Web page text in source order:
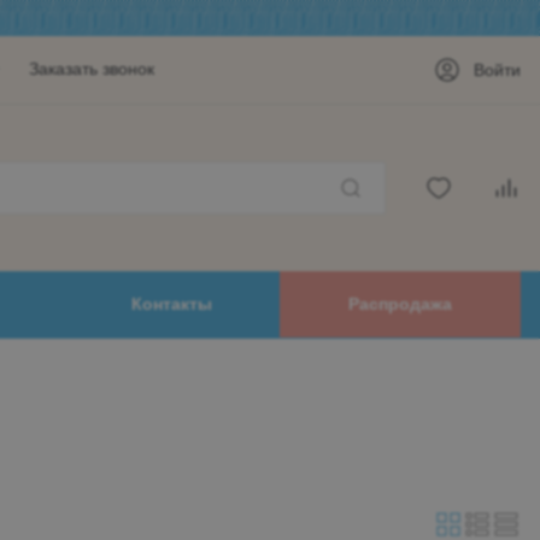
Заказать звонок Войти
Контакты Распродажа